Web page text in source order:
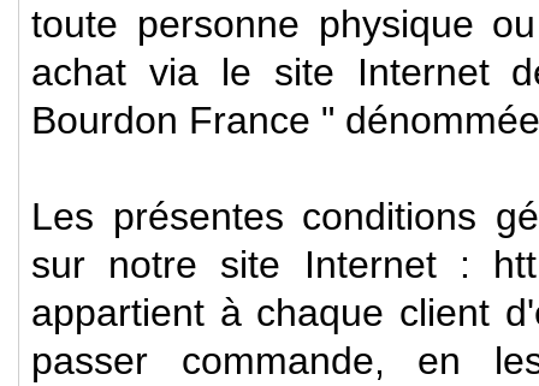
toute personne physique
achat via le site Internet
Bourdon France "
Les présentes conditions
sur notre site Internet :
appartient à chaque client
passer commande, en